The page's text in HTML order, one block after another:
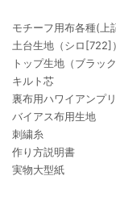
モチーフ用布各種(上
土台生地（シロ[722]）
トップ生地（ブラッ
キルト芯
裏布用ハワイアンプ
バイアス布用生地
刺繍糸
作り方説明書
実物大型紙